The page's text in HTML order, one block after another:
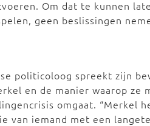
Om dat te kunnen
geen beslissingen
politicoloog spreekt zijn
en de manier waarop ze
omgaat. “Merkel
van iemand met een